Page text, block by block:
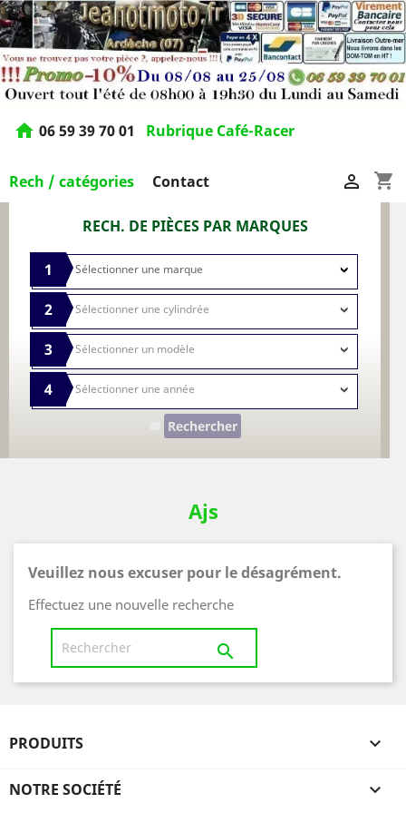
home 06 59 39 70 01 Rubrique Café-Racer
Rech / catégories Contact shopping_cart

RECH. DE PIÈCES PAR MARQUES
1
2
3
4
Rechercher
Ajs
Veuillez nous excuser pour le désagrément.
Effectuez une nouvelle recherche

PRODUITS 
NOTRE SOCIÉTÉ 